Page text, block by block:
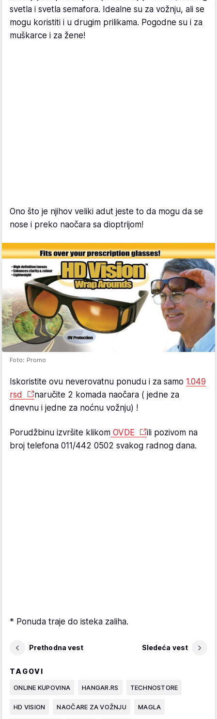
svetla i svetla semafora. Idealne su za vožnju, ali se
mogu koristiti i u drugim prilikama. Pogodne su i za
muškarce i za žene!
Ono što je njihov veliki adut jeste to da mogu da se
nose i preko naočara sa dioptrijom!
Foto: Promo
Iskoristite ovu neverovatnu ponudu i za samo 1.049
rsd
naručite 2 komada naočara ( jedne za
dnevnu i jedne za noćnu vožnju) !
Porudžbinu izvršite klikom OVDE
ili pozivom na
broj telefona 011/442 0502 svakog radnog dana.
* Ponuda traje do isteka zaliha.
Prethodna vest Sledeća vest
TAGOVI
ONLINE KUPOVINA HANGAR.RS TECHNOSTORE
HD VISION NAOČARE ZA VOŽNJU MAGLA